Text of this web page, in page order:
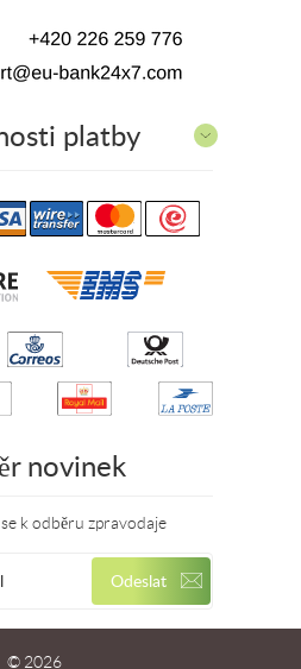
platby
novinek
k odběru zpravodaje
© 2026